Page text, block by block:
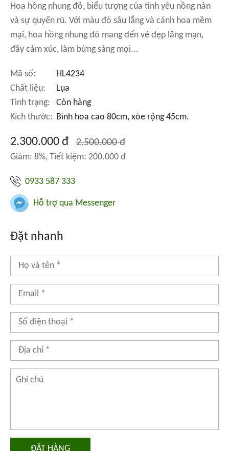
Hoa hồng nhung đỏ, biểu tượng của tình yêu nồng nàn
và sự quyến rũ. Với màu đỏ sâu lắng và cánh hoa mềm
mại, hoa hồng nhung đỏ mang đến vẻ đẹp lãng mạn,
đầy cảm xúc, làm bừng sáng mọi...
Mã số:
HL4234
Chất liệu:
Lụa
Tình trạng:
Còn hàng
Kích thước: Bình hoa cao 80cm, xòe rộng 45cm.
2.300.000 đ 2.500.000 đ
Giảm: 8%, Tiết kiệm: 200.000 đ
0933 587 333
Hỗ trợ qua Messenger
Đặt nhanh
ĐẶT HÀNG